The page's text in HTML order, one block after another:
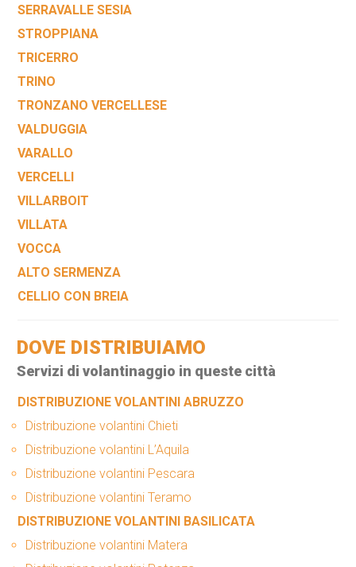
SERRAVALLE SESIA
STROPPIANA
TRICERRO
TRINO
TRONZANO VERCELLESE
VALDUGGIA
VARALLO
VERCELLI
VILLARBOIT
VILLATA
VOCCA
ALTO SERMENZA
CELLIO CON BREIA
DOVE DISTRIBUIAMO
Servizi di volantinaggio in queste città
DISTRIBUZIONE VOLANTINI ABRUZZO
Distribuzione volantini Chieti
Distribuzione volantini L’Aquila
Distribuzione volantini Pescara
Distribuzione volantini Teramo
DISTRIBUZIONE VOLANTINI BASILICATA
Distribuzione volantini Matera